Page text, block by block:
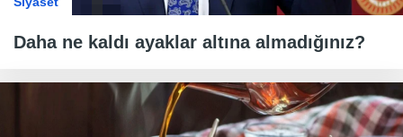
Daha ne kaldı ayaklar altına almadığınız?